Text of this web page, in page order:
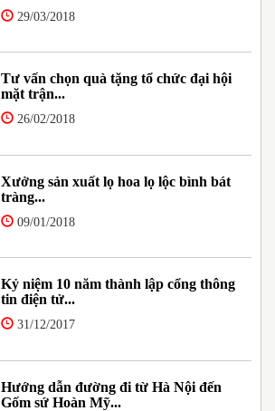
29/03/2018
Tư vấn chọn quà tặng tổ chức đại hội
mặt trận...
26/02/2018
Xưởng sản xuất lọ hoa lọ lộc bình bát
tràng...
09/01/2018
Kỷ niệm 10 năm thành lập cổng thông
tin điện tử...
31/12/2017
Hướng dẫn đường đi từ Hà Nội đến
Gốm sứ Hoàn Mỹ...